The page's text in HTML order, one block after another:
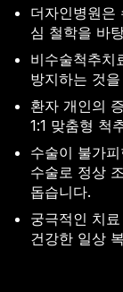
더자인병원은
심 철학을 바
비수술척추치
방지하는 것
환자 개인의
1:1 맞춤형 척
수술이 불가
수술로 정상
돕습니다.
궁극적인 치
건강한 일상